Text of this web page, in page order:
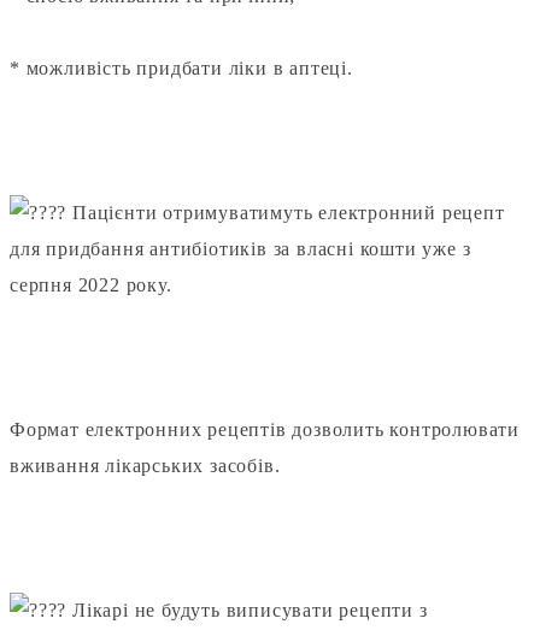
* можливість придбати ліки в аптеці.
Пацієнти отримуватимуть електронний рецепт
для придбання антибіотиків за власні кошти уже з
серпня 2022 року.
Формат електронних рецептів дозволить контролювати
вживання лікарських засобів.
Лікарі не будуть виписувати рецепти з